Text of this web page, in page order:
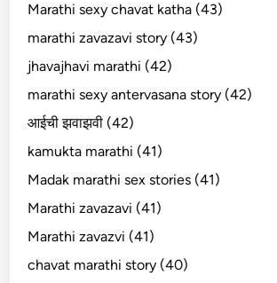
Marathi sexy chavat katha (43)
marathi zavazavi story (43)
jhavajhavi marathi (42)
marathi sexy antervasana story (42)
आईची झवाझवी (42)
kamukta marathi (41)
Madak marathi sex stories (41)
Marathi zavazavi (41)
Marathi zavazvi (41)
chavat marathi story (40)